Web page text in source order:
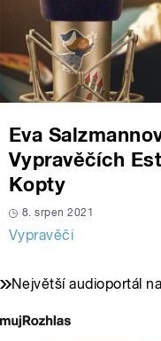
Eva
Vypravěčích
Kopty
8. srpen 2021
Vypravěči
Největší audioportál